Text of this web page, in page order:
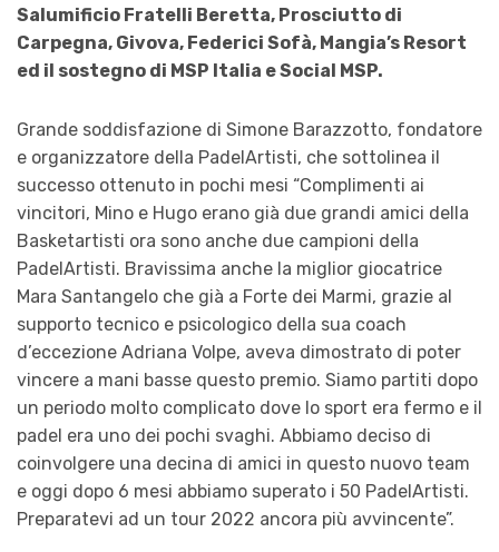
Salumificio Fratelli Beretta, Prosciutto di
Carpegna, Givova, Federici Sofà, Mangia’s Resort
ed il sostegno di MSP Italia e Social MSP.
Grande soddisfazione di Simone Barazzotto, fondatore
e organizzatore della PadelArtisti, che sottolinea il
successo ottenuto in pochi mesi “Complimenti ai
vincitori, Mino e Hugo erano già due grandi amici della
Basketartisti ora sono anche due campioni della
PadelArtisti. Bravissima anche la miglior giocatrice
Mara Santangelo che già a Forte dei Marmi, grazie al
supporto tecnico e psicologico della sua coach
d’eccezione Adriana Volpe, aveva dimostrato di poter
vincere a mani basse questo premio. Siamo partiti dopo
un periodo molto complicato dove lo sport era fermo e il
padel era uno dei pochi svaghi. Abbiamo deciso di
coinvolgere una decina di amici in questo nuovo team
e oggi dopo 6 mesi abbiamo superato i 50 PadelArtisti.
Preparatevi ad un tour 2022 ancora più avvincente”.